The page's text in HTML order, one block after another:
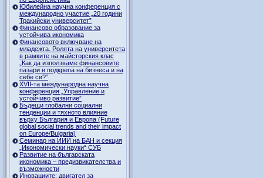
Юбилейна научна конференция с
международно участие „20 години
Тракийски университет”
Финансово образование за
устойчива икономика
Финансовото включване на
младежта. Ролята на университета
в рамките на майсторския клас
„Как да използваме финансовите
пазари в подкрепа на бизнеса и на
себе си?”
XVII-та международна научна
конференция „Управление и
устойчиво развитие”
Бъдещи глобални социални
тенденции и тяхното влияние
върху България и Европа (Future
global social trends and their impact
on Europe/Bulgaria)
Семинар на ИИИ на БАН и секция
„Икономически науки“ СУБ
Развитие на българската
икономика – предизвикателства и
възможности
Иновациите: двигател за